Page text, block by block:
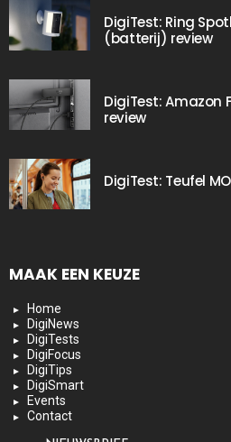
DigiTest: Ring
(batterij) review
DigiTest: Amazon
review
DigiTest: Teufel
MAAK EEN KEUZE
Home
DigiNews
DigiTests
DigiFocus
DigiTips
DigiSmart
Events
Contact